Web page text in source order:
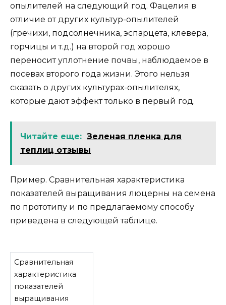
опылителей на следующий год. Фацелия в
отличие от других культур-опылителей
(гречихи, подсолнечника, эспарцета, клевера,
горчицы и т.д.) на второй год хорошо
переносит уплотнение почвы, наблюдаемое в
посевах второго года жизни. Этого нельзя
сказать о других культурах-опылителях,
которые дают эффект только в первый год.
Читайте еще: Зеленая пленка для
теплиц отзывы
Пример. Сравнительная характеристика
показателей выращивания люцерны на семена
по прототипу и по предлагаемому способу
приведена в следующей таблице.
Сравнительная
характеристика
показателей
выращивания